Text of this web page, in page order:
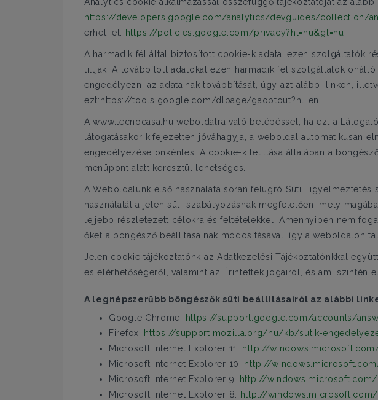
https://developers.google.com/analytics/devguides/collection/
érheti el: https://policies.google.com/privacy?hl=hu&gl=hu
A harmadik fél által biztosított cookie-k adatai ezen szolgáltatók
tiltják. A továbbított adatokat ezen harmadik fél szolgáltatók
engedélyezni az adatainak továbbítását, úgy azt alábbi linken,
ezt:https://tools.google.com/dlpage/gaoptout?hl=en.
A www.tecnocasa.hu weboldalra való belépéssel, ha ezt a
látogatásakor kifejezetten jóváhagyja, a weboldal automatikusan
engedélyezése önkéntes. A cookie-k letiltása általában a
menüpont alatt keresztül lehetséges.
A Weboldalunk első használata során felugró Süti
használatát a jelen süti-szabályozásnak megfelelően, mely
lejjebb részletezett célokra és feltételekkel. Amennyiben nem
őket a böngésző beállításainak módosításával, így a weboldalon
Jelen cookie tájékoztatónk az Adatkezelési Tájékoztatónkkal
és elérhetőségéről, valamint az Érintettek jogairól, és ami szintén
A legnépszerűbb böngészők süti beállításairól az alábbi
Google Chrome: https://support.google.com/accounts/
Firefox: https://support.mozilla.org/hu/kb/sutik-
Microsoft Internet Explorer 11: http://
Microsoft Internet Explorer 10: http://
Microsoft Internet Explorer 9: http://
Microsoft Internet Explorer 8: http://